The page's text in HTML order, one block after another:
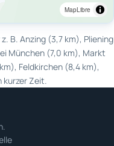
MapLibre
B. Anzing (3,7 km), Pliening
München (7,0 km), Markt
Feldkirchen (8,4 km),
kurzer Zeit.